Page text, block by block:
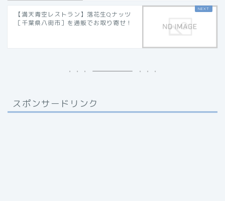
【満天青空レストラン】落花生Qナッツ
［千葉県八街市］を通販でお取り寄せ！
スポンサードリンク